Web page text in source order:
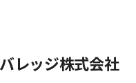
レッジ株式会社